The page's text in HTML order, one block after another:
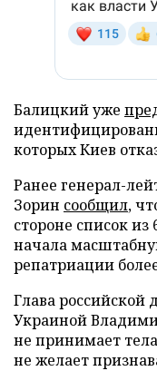
Балицкий уже
которых Киев
Ранее генерал-
Зорин сообщил,
стороне список
начала
репатриации
Глава российской
Украиной
не принимает
не желает